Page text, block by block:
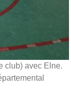
club) avec Elne.